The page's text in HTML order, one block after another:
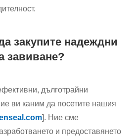
закупите надеждни
завиване?
дълготрайни
ви каним да посетите нашия
]. Ние сме
и предоставянето